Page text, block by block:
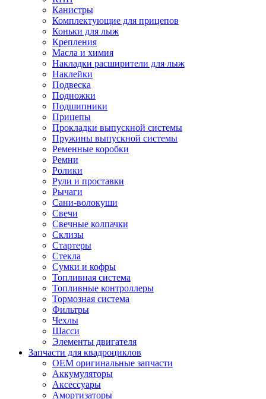
Канистры
Комплектующие для прицепов
Коньки для лыж
Крепления
Масла и химия
Накладки расширители для лыж
Наклейки
Подвеска
Подножки
Подшипники
Прицепы
Прокладки выпускной системы
Пружины выпускной системы
Ременные коробки
Ремни
Ролики
Рули и проставки
Рычаги
Сани-волокуши
Свечи
Свечные колпачки
Склизы
Стартеры
Стекла
Сумки и кофры
Топливная система
Топливные контроллеры
Тормозная система
Фильтры
Чехлы
Шасси
Элементы двигателя
Запчасти для квадроциклов
OEM оригинальные запчасти
Аккумуляторы
Аксессуары
Амортизаторы